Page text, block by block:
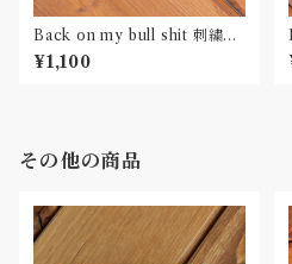
Back on my bull shit 刺繍ワ
ッペン Patch
¥1,100
その他の商品